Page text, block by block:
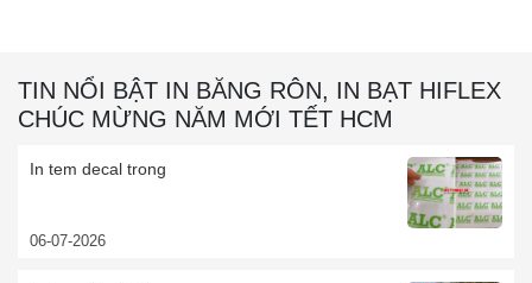
TIN NỔI BẬT IN BĂNG RÔN, IN BẠT HIFLEX
CHÚC MỪNG NĂM MỚI TẾT HCM
In tem decal trong
06-07-2026